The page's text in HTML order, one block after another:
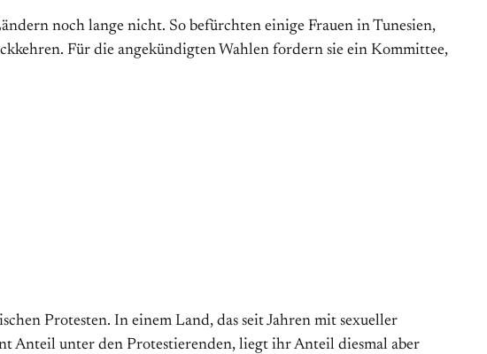
noch lange nicht. So befürchten einige Frauen in Tunesien,
Für die angekündigten Wahlen fordern sie ein Kommittee,
Protesten. In einem Land, das seit Jahren mit sexueller
Anteil unter den Protestierenden, liegt ihr Anteil diesmal aber